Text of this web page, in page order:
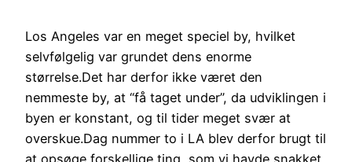
Los Angeles var en meget speciel by, hvilket
selvfølgelig var grundet dens enorme
størrelse.Det har derfor ikke været den
nemmeste by, at “få taget under”, da udviklingen i
byen er konstant, og til tider meget svær at
overskue.Dag nummer to i LA blev derfor brugt til